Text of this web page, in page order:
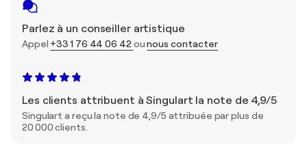
Parlez à un conseiller artistique
Appel +33 1 76 44 06 42 ounous contacter
Les clients attribuent à Singulart la note de 4,9/5
Singulart a reçu la note de 4,9/5 attribuée par plus de
20 000 clients.